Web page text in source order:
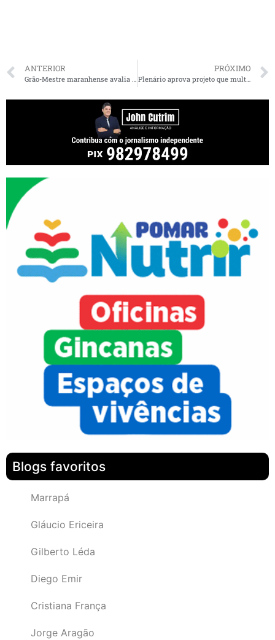
ANTERIOR
Grão-Mestre maranhense avalia que país viverá um novo momento, após a crise do novo coronavírus
PRÓXIMO
Plenário aprova projeto que multa propagadores de fake news no Maranhão
Blogs favoritos
Marrapá
Gláucio Ericeira
Gilberto Léda
Diego Emir
Cristiana França
Jorge Aragão